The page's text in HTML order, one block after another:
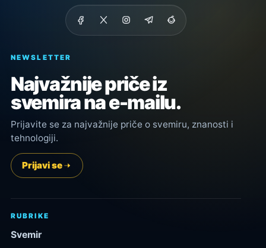
NEWSLETTER
Najvažnije priče iz
svemira na e-mailu.
Prijavite se za najvažnije priče o svemiru, znanosti i
tehnologiji.
Prijavi se
RUBRIKE
Svemir